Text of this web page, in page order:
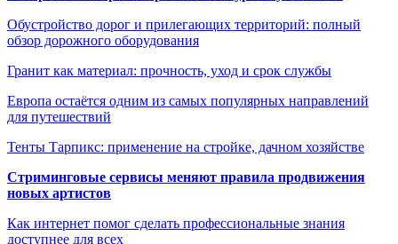
Обустройство дорог и прилегающих территорий: полный
обзор дорожного оборудования
Гранит как материал: прочность, уход и срок службы
Европа остаётся одним из самых популярных направлений
для путешествий
Тенты Тарпикс: применение на стройке, дачном хозяйстве
Стриминговые сервисы меняют правила продвижения
новых артистов
Как интернет помог сделать профессиональные знания
доступнее для всех